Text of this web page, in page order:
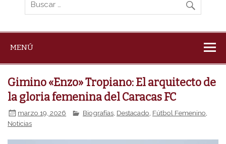
MENÚ
Gimino «Enzo» Tropiano: El arquitecto de
la gloria femenina del Caracas FC
marzo 19, 2026 Biografías Destacado Fútbol Femenino
Noticias